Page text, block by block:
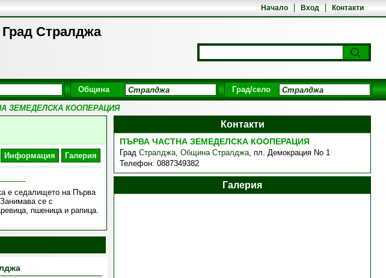
Стралджа
Начало Вход Контакти
Община Град/село
ЗЕМЕДЕЛСКА КООПЕРАЦИЯ
Информация Галерия
е седалището на Първа
се с
пшеница и рапица.
Контакти
ПЪРВА ЧАСТНА ЗЕМЕДЕЛСКА КООПЕРАЦИЯ
Град Стралджа, Община Стралджа, пл. Демокрация No 1
Телефон: 0887349382
Галерия